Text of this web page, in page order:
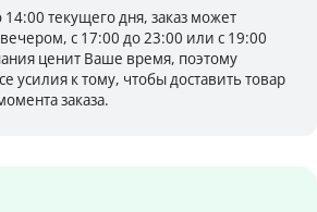
текущего дня, заказ может
с 17:00 до 23:00 или с 19:00
ценит Ваше время, поэтому
усилия к тому, чтобы доставить товар
заказа.